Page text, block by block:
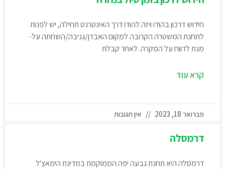
חידוש דרכון בהודו ויזה להודו דרך האינטרנט תחילה, יש לפנות
לתחנת המשטרה הקרובה למקום האבדן/גניבה/השחתה על-
מנת לדווח על המקרה. לאחר קבלת
קרא עוד
פברואר 18, 2023 אין תגובות
דרמסלה
דרמסלה היא תחנת גבעה יפה הממוקמת במדינת הימאצ'ל